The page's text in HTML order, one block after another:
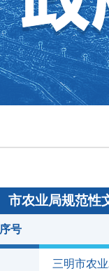
市农业局规范性
序号
三明市农